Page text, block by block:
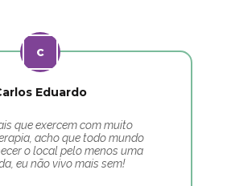
Eduardo
que exercem com muito
acho que todo mundo
o local pelo menos uma
eu não vivo mais sem!